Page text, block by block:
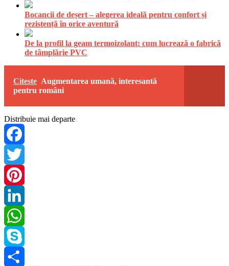
Bocancii de deșert – alegerea ideală pentru confort și
rezistență în orice aventură
De la profil la geam termoizolant: cum lucrează o fabrică
de tâmplărie PVC
Citeste Augmentarea umană, interesantă
pentru români
Distribuie mai departe
Facebook
Twitter
Pinterest
LinkedIn
WhatsApp
Skype